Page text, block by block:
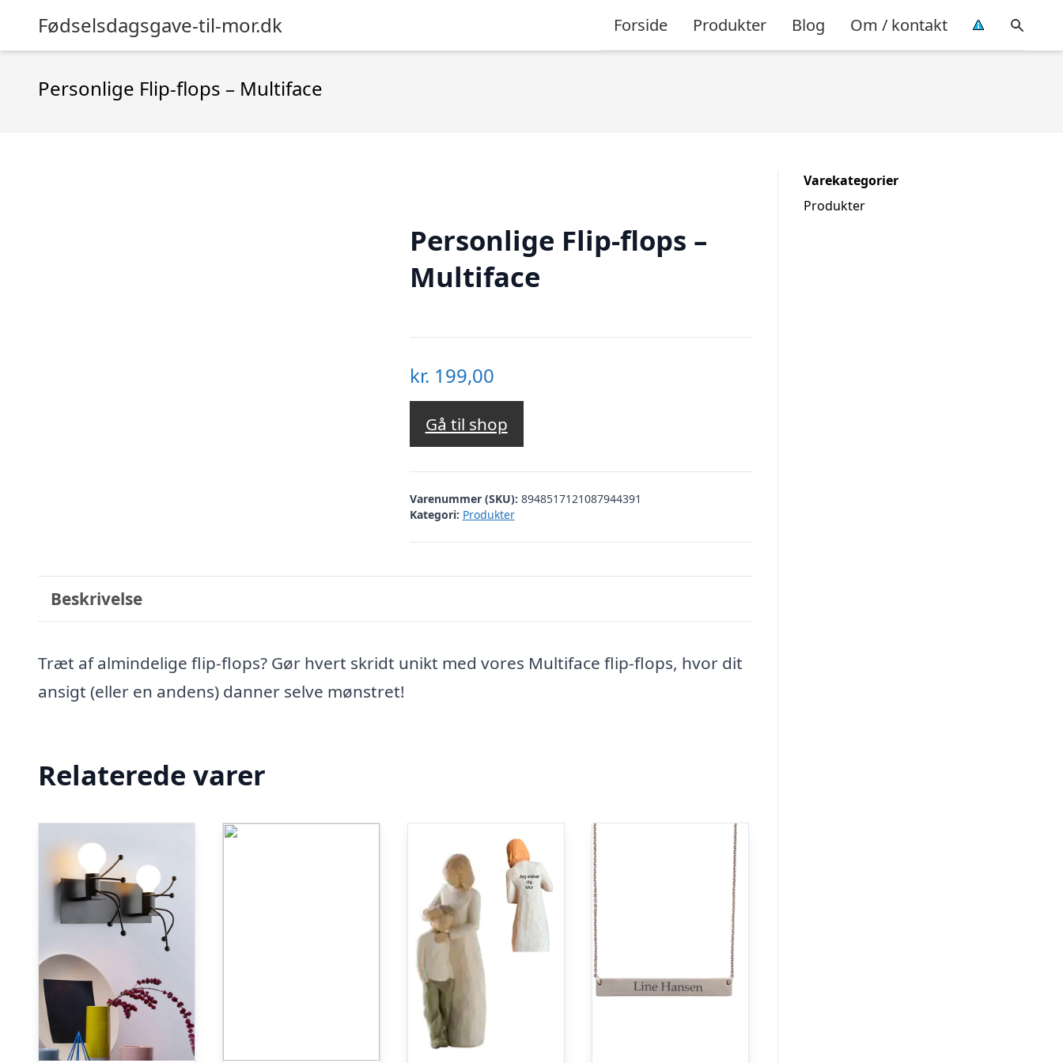
Fødselsdagsgave-til-mor.dk Forside Produkter Blog Om / kontakt
Personlige Flip-flops – Multiface
Personlige Flip-flops –
Multiface
kr. 199,00
Gå til shop
Varenummer (SKU): 8948517121087944391
Kategori: Produkter
Beskrivelse
Træt af almindelige flip-flops? Gør hvert skridt unikt med vores Multiface flip-flops, hvor dit
ansigt (eller en andens) danner selve mønstret!
Relaterede varer
Varekategorier
Produkter